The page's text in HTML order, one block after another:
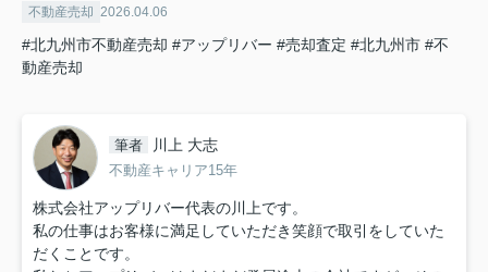
不動産売却 2026.04.06
#北九州市不動産売却 #アップリバー #売却査定 #北九州市 #不
動産売却
筆者 川上 大志
不動産キャリア15年
株式会社アップリバー代表の川上です。
私の仕事はお客様に満足していただき笑顔で取引をしていた
だくことです。